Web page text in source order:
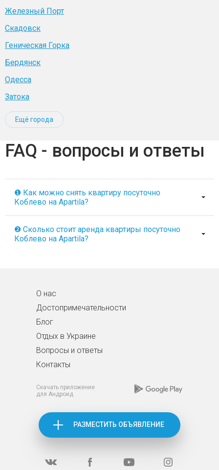
Железный Порт
Скадовск
Геническая Горка
Бердянск
Одесса
Затока
Ещё города
FAQ - вопросы и ответы
❶ Как можно снять квартиру посуточно
Коблево на Apartila?
❷ Сколько стоит аренда квартиры посуточно
Коблево на Apartila?
О нас
Достопримечательности
Блог
Отдых в Украине
Вопросы и ответы
Контакты
Скачать приложение
для Андроид
РАЗМЕСТИТЬ ОБЪЯВЛЕНИЕ